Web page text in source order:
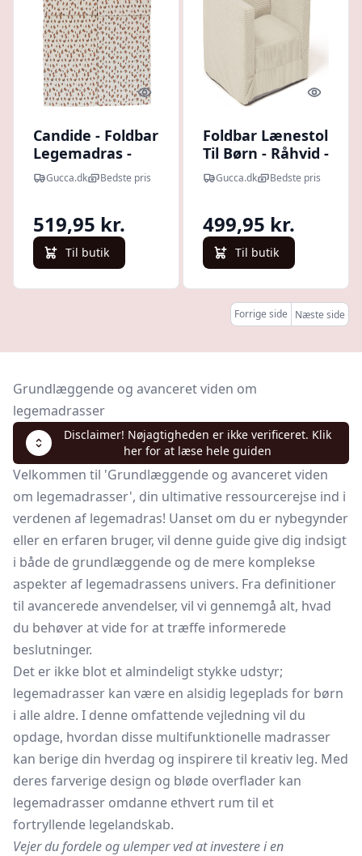
Quick look
Candide - Foldbar
Legemadras -
Leo - 120 × 120
Cm
Gucca.dk Bedste pris
519,95 kr.
Til butik
Quick
Foldbar Lænestol
Til Børn - Råhvid -
Kids Concept
Gucca.dk Bedste pris
499,95 kr.
Til butik
Forrige side Næste side
Grundlæggende og avanceret viden om
legemadrasser
Disclaimer! Nøjagtigheden er ikke verificeret. Klik
her for at læse hele guiden
Velkommen til 'Grundlæggende og avanceret viden
om legemadrasser', din ultimative ressourcerejse ind i
verdenen af legemadras! Uanset om du er nybegynder
eller en erfaren bruger, vil denne guide give dig indsigt
i både de grundlæggende og de mere komplekse
aspekter af legemadrassens univers. Fra definitioner
til avancerede anvendelser, vil vi gennemgå alt, hvad
du behøver at vide for at træffe informerede
beslutninger.
Det er ikke blot et almindeligt stykke udstyr;
legemadrasser kan være en alsidig legeplads for børn
i alle aldre. I denne omfattende vejledning vil du
opdage, hvordan disse multifunktionelle madrasser
kan berige din hverdag og inspirere til kreativ leg. Med
deres farverige design og bløde overflader kan
legemadrasser omdanne ethvert rum til et
fortryllende legelandskab.
Vejer du fordele og ulemper ved at investere i en